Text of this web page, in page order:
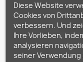
Diese Website
Cookies von
verbessern. Und
Ihre Vorlieben,
analysieren
seiner Verwendung